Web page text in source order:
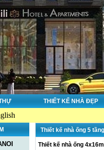
THIẾT KẾ NHÀ ĐẸP
Thiết kế nhà ống 5 tầng
Thiết kế nhà ống